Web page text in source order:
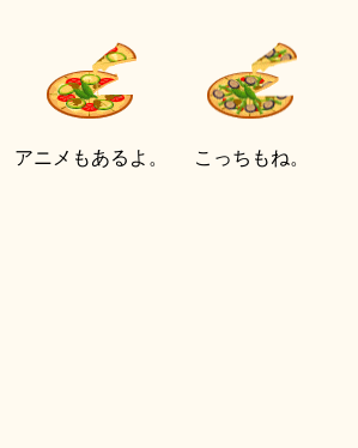
アニメもあるよ。 こっちもね。